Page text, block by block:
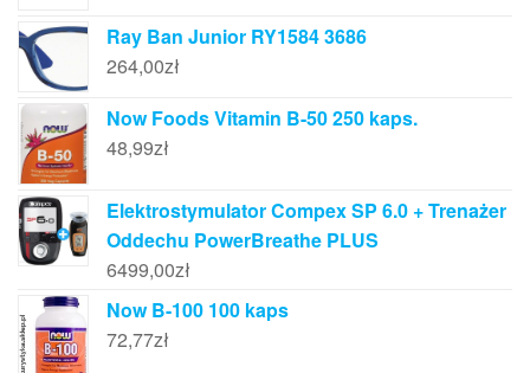
Ray Ban Junior RY1584 3686
264,00zł
Now Foods Vitamin B-50 250 kaps.
48,99zł
Elektrostymulator Compex SP 6.0 + Trenażer
Oddechu PowerBreathe PLUS
6499,00zł
Now B-100 100 kaps
72,77zł